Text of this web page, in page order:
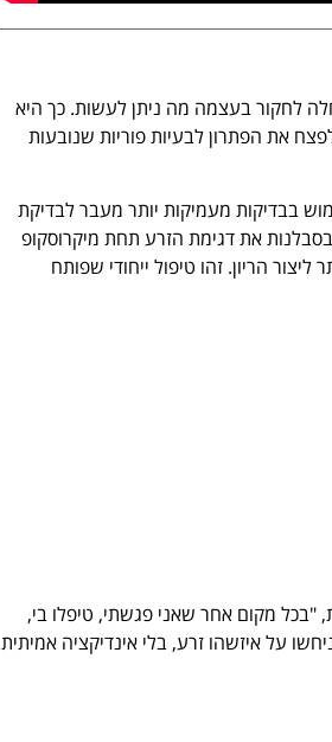
לחקור בעצמה מה ניתן לעשות. כך היא
את הפתרון לבעיות פוריות שנובעות
בבדיקות מעמיקות יותר מעבר לבדיקת
את דגימת הזרע תחת מיקרוסקופ
הריון. זהו טיפול ייחודי שפותח
"בכל מקום אחר שאני פגשתי, טיפלו בי,
על איזשהו זרע, בלי אינדיקציה אמיתית